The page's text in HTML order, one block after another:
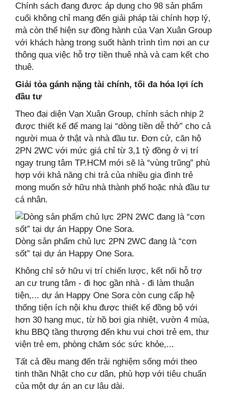
Chính sách đang được áp dụng cho 98 sản phẩm
cuối không chỉ mang đến giải pháp tài chính hợp lý,
mà còn thể hiện sự đồng hành của Vạn Xuân Group
với khách hàng trong suốt hành trình tìm nơi an cư
thông qua việc hỗ trợ tiền thuê nhà và cam kết cho
thuê.
Giải tỏa gánh nặng tài chính, tối đa hóa lợi ích
đầu tư
Theo đại diện Vạn Xuân Group, chính sách nhịp 2
được thiết kế để mang lại “dòng tiền dễ thở” cho cả
người mua ở thật và nhà đầu tư. Đơn cử, căn hộ
2PN 2WC với mức giá chỉ từ 3,1 tỷ đồng ở vị trí
ngay trung tâm TP.HCM mới sẽ là “vùng trũng” phù
hợp với khả năng chi trả của nhiều gia đình trẻ
mong muốn sở hữu nhà thành phố hoặc nhà đầu tư
cá nhân.
Dòng sản phẩm chủ lực 2PN 2WC đang là “cơn
sốt” tại dự án Happy One Sora.
Không chỉ sở hữu vị trí chiến lược, kết nối hỗ trợ
an cư trung tâm - đi học gần nhà - đi làm thuận
tiện,... dự án Happy One Sora còn cung cấp hệ
thống tiện ích nội khu được thiết kế đồng bộ với
hơn 30 hạng mục, từ hồ bơi gia nhiệt, vườn 4 mùa,
khu BBQ tầng thượng đến khu vui chơi trẻ em, thư
viện trẻ em, phòng chăm sóc sức khỏe,...
Tất cả đều mang đến trải nghiệm sống mới theo
tinh thần Nhật cho cư dân, phù hợp với tiêu chuẩn
của một dự án an cư lâu dài.